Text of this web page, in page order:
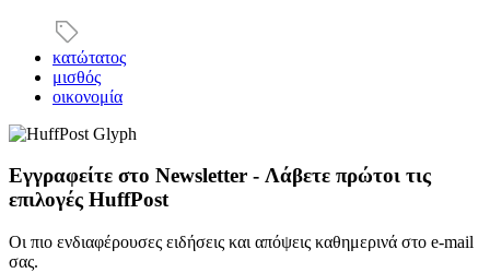
κατώτατος
μισθός
οικονομία
Εγγραφείτε στο Newsletter - Λάβετε πρώτοι τις
επιλογές HuffPost
Οι πιο ενδιαφέρουσες ειδήσεις και απόψεις καθημερινά στο e-mail
σας.